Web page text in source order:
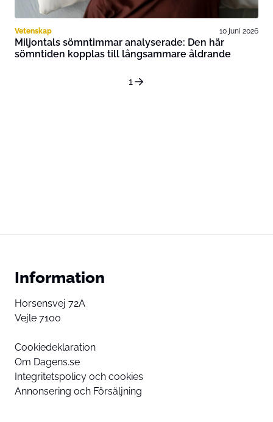
Vetenskap 10 juni 2026
Miljontals sömntimmar analyserade: Den här
sömntiden kopplas till långsammare åldrande
1
Information
Horsensvej 72A
Vejle 7100
Cookiedeklaration
Om Dagens.se
Integritetspolicy och cookies
Annonsering och Försäljning